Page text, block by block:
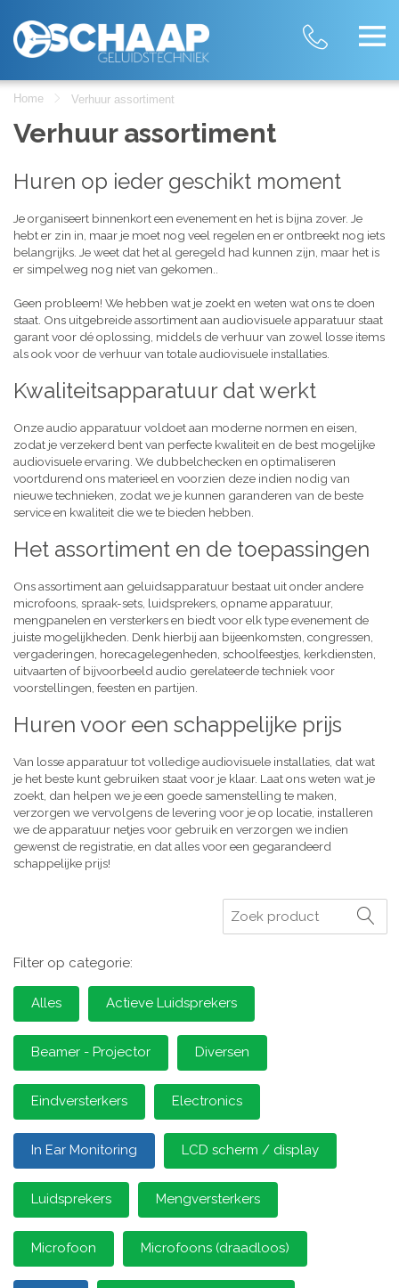
Home Verhuur assortiment
Verhuur assortiment
Huren op ieder geschikt moment
Je organiseert binnenkort een evenement en het is bijna zover. Je
hebt er zin in, maar je moet nog veel regelen en er ontbreekt nog iets
belangrijks. Je weet dat het al geregeld had kunnen zijn, maar het is
er simpelweg nog niet van gekomen..
Geen probleem! We hebben wat je zoekt en weten wat ons te doen
staat. Ons uitgebreide assortiment aan audiovisuele apparatuur staat
garant voor dé oplossing, middels de verhuur van zowel losse items
als ook voor de verhuur van totale audiovisuele installaties.
Kwaliteitsapparatuur dat werkt
Onze audio apparatuur voldoet aan moderne normen en eisen,
zodat je verzekerd bent van perfecte kwaliteit en de best mogelijke
audiovisuele ervaring. We dubbelchecken en optimaliseren
voortdurend ons materieel en voorzien deze indien nodig van
nieuwe technieken, zodat we je kunnen garanderen van de beste
service en kwaliteit die we te bieden hebben.
Het assortiment en de toepassingen
Ons assortiment aan geluidsapparatuur bestaat uit onder andere
microfoons, spraak-sets, luidsprekers, opname apparatuur,
mengpanelen en versterkers en biedt voor elk type evenement de
juiste mogelijkheden. Denk hierbij aan bijeenkomsten, congressen,
vergaderingen, horecagelegenheden, schoolfeestjes, kerkdiensten,
uitvaarten of bijvoorbeeld audio gerelateerde techniek voor
voorstellingen, feesten en partijen.
Huren voor een schappelijke prijs
Van losse apparatuur tot volledige audiovisuele installaties, dat wat
je het beste kunt gebruiken staat voor je klaar. Laat ons weten wat je
zoekt, dan helpen we je een goede samenstelling te maken,
verzorgen we vervolgens de levering voor je op locatie, installeren
we de apparatuur netjes voor gebruik en verzorgen we indien
gewenst de registratie, en dat alles voor een gegarandeerd
schappelijke prijs!
Zoeken
Filter op categorie:
Alles Actieve Luidsprekers
Beamer - Projector Diversen
Eindversterkers Electronics
In Ear Monitoring LCD scherm / display
Luidsprekers Mengversterkers
Microfoon Microfoons (draadloos)